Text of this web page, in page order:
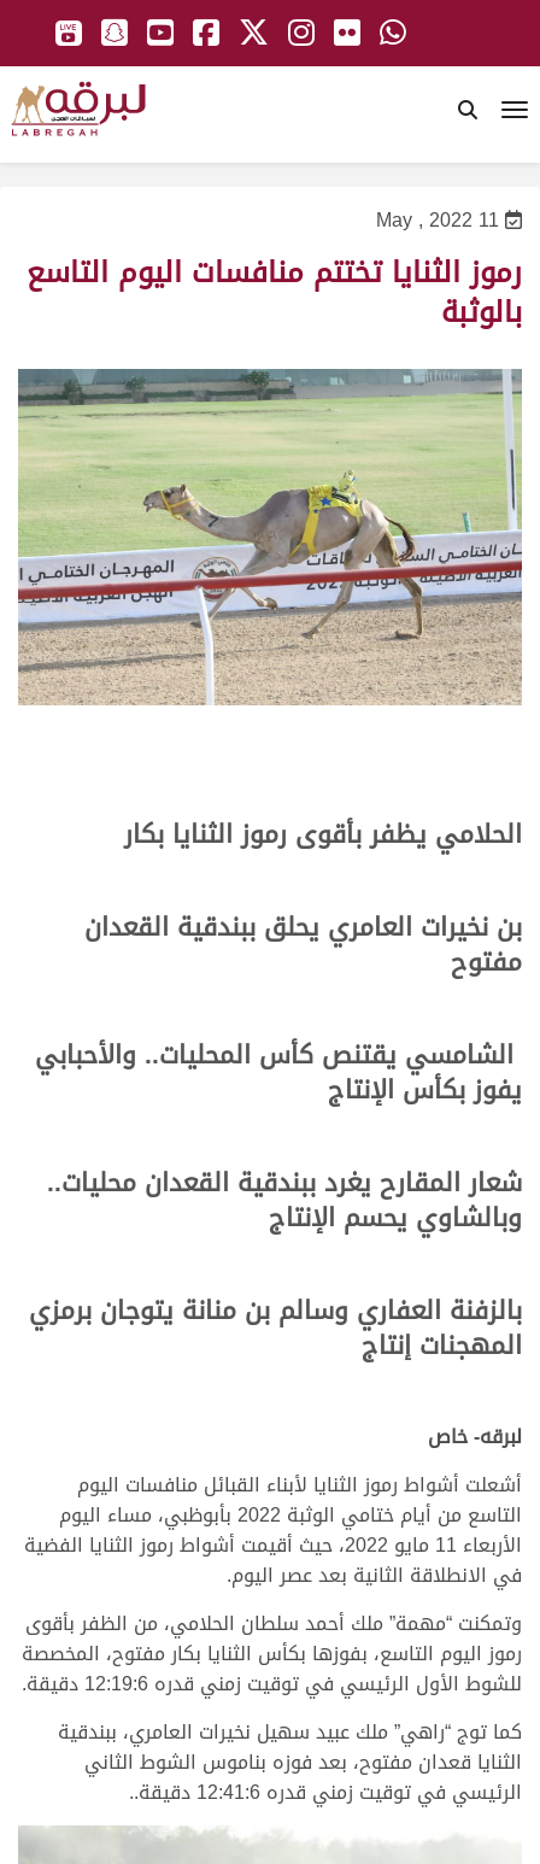
11 May , 2022
رموز الثنايا تختتم منافسات اليوم التاسع
بالوثبة
الحلامي يظفر بأقوى رموز الثنايا بكار
بن نخيرات العامري يحلق ببندقية القعدان
مفتوح
الشامسي يقتنص كأس المحليات.. والأحبابي
يفوز بكأس الإنتاج
شعار المقارح يغرد ببندقية القعدان محليات..
وبالشاوي يحسم الإنتاج
بالزفنة العفاري وسالم بن منانة يتوجان برمزي
المهجنات إنتاج
لبرقه- خاص
أشعلت أشواط رموز الثنايا لأبناء القبائل منافسات اليوم
التاسع من أيام ختامي الوثبة 2022 بأبوظبي، مساء اليوم
الأربعاء 11 مايو 2022، حيث أقيمت أشواط رموز الثنايا الفضية
في الانطلاقة الثانية بعد عصر اليوم.
وتمكنت “مهمة” ملك أحمد سلطان الحلامي، من الظفر بأقوى
رموز اليوم التاسع، بفوزها بكأس الثنايا بكار مفتوح، المخصصة
للشوط الأول الرئيسي في توقيت زمني قدره 12:19:6 دقيقة.
كما توج “راهي” ملك عبيد سهيل نخيرات العامري، ببندقية
الثنايا قعدان مفتوح، بعد فوزه بناموس الشوط الثاني
الرئيسي في توقيت زمني قدره 12:41:6 دقيقة..